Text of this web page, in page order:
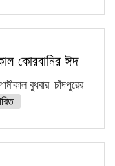
কোরবানির ঈদ
বুধবার চাঁদপুরের